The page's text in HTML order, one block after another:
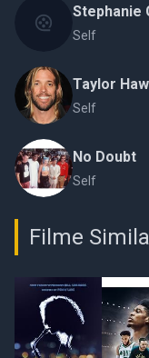
Stephanie
Self
Taylor
Self
No Doubt
Self
Filme